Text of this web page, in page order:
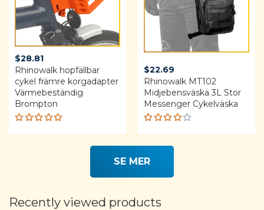
$28.81
Rhinowalk hopfällbar
cykel främre korgadapter
Värmebeständig
Brompton
Rated
$22.69
Rhinowalk MT102
Midjebensväska 3L Stor
Messenger Cykelväska
Rated
4.00
5
SE MER
Recently viewed products